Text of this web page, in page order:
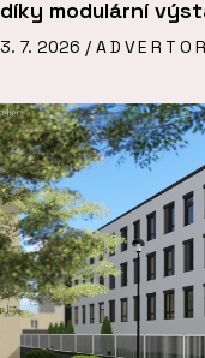
díky modulární
3. 7. 2026 /